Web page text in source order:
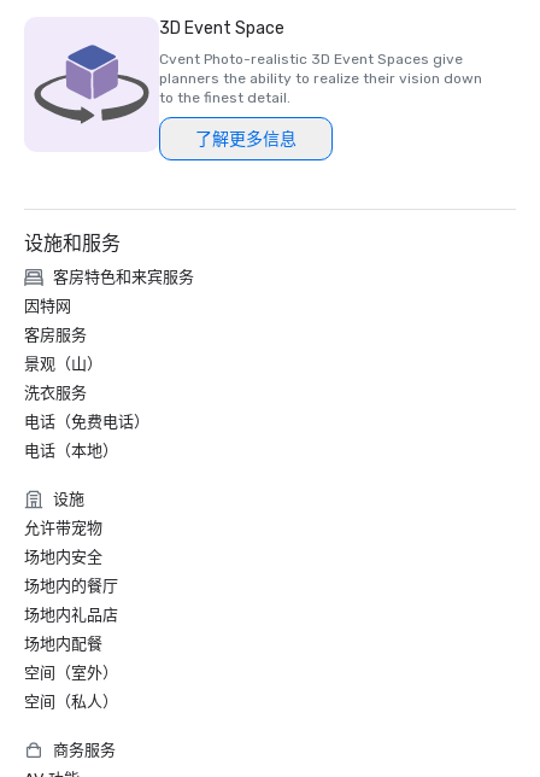
3D Event Space
Cvent Photo-realistic 3D Event Spaces give
planners the ability to realize their vision down
to the finest detail.
了解更多信息
设施和服务
客房特色和来宾服务
因特网
客房服务
景观（山）
洗衣服务
电话（免费电话）
电话（本地）
设施
允许带宠物
场地内安全
场地内的餐厅
场地内礼品店
场地内配餐
空间（室外）
空间（私人）
商务服务